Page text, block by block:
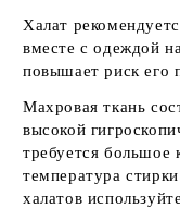
Халат
вместе с одеждой
повышает риск его
Махровая ткань
высокой
требуется большое
температура
халатов